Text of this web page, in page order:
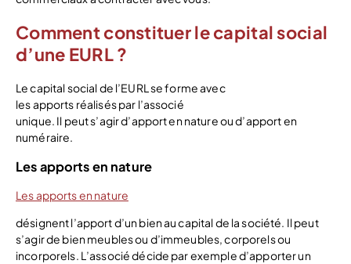
Comment constituer le capital social
d’une EURL ?
Le capital social de l’EURL se forme avec
les apports réalisés par l’associé
unique. Il peut s’agir d’apport en nature ou d’apport en
numéraire.
Les apports en nature
Les apports en nature
désignent l’apport d’un bien au capital de la société. Il peut
s’agir de bien meubles ou d’immeubles, corporels ou
incorporels. L’associé décide par exemple d’apporter un